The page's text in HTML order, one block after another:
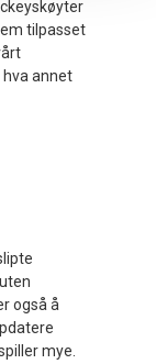
tilpasset
hva annet
også å
mye.